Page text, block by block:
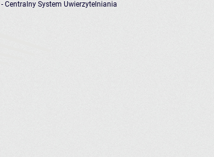
- Centralny System Uwierzytelniania